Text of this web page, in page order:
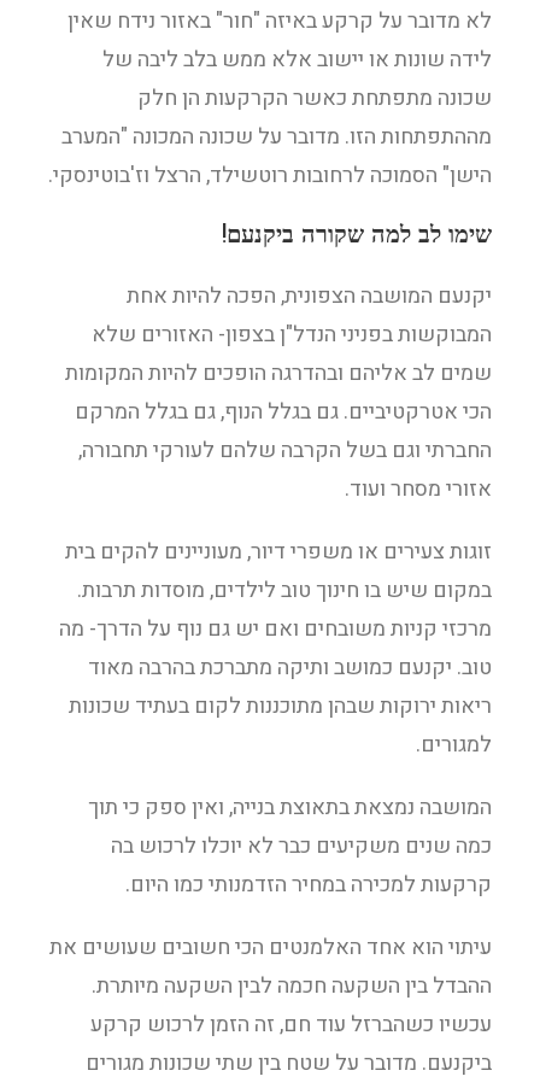
לא מדובר על קרקע באיזה "חור" באזור נידח שאין
לידה שונות או יישוב אלא ממש בלב ליבה של
שכונה מתפתחת כאשר הקרקעות הן חלק
מההתפתחות הזו. מדובר על שכונה המכונה "המערב
הישן" הסמוכה לרחובות רוטשילד, הרצל וז'בוטינסקי.
שימו לב למה שקורה ביקנעם!
יקנעם המושבה הצפונית, הפכה להיות אחת
המבוקשות בפניני הנדל"ן בצפון- האזורים שלא
שמים לב אליהם ובהדרגה הופכים להיות המקומות
הכי אטרקטיביים. גם בגלל הנוף, גם בגלל המרקם
החברתי וגם בשל הקרבה שלהם לעורקי תחבורה,
אזורי מסחר ועוד.
זוגות צעירים או משפרי דיור, מעוניינים להקים בית
במקום שיש בו חינוך טוב לילדים, מוסדות תרבות.
מרכזי קניות משובחים ואם יש גם נוף על הדרך- מה
טוב. יקנעם כמושב ותיקה מתברכת בהרבה מאוד
ריאות ירוקות שבהן מתוכננות לקום בעתיד שכונות
למגורים.
המושבה נמצאת בתאוצת בנייה, ואין ספק כי תוך
כמה שנים משקיעים כבר לא יוכלו לרכוש בה
קרקעות למכירה במחיר הזדמנותי כמו היום.
עיתוי הוא אחד האלמנטים הכי חשובים שעושים את
ההבדל בין השקעה חכמה לבין השקעה מיותרת.
עכשיו כשהברזל עוד חם, זה הזמן לרכוש קרקע
ביקנעם. מדובר על שטח בין שתי שכונות מגורים